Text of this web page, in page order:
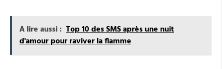
A lire aussi : Top 10 des SMS après une nuit
d'amour pour raviver la flamme